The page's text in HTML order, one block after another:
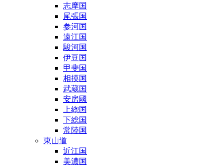
志摩国
尾張国
参河国
遠江国
駿河国
伊豆国
甲斐国
相摸国
武蔵国
安房國
上緫国
下総国
常陸国
東山道
近江国
美濃国